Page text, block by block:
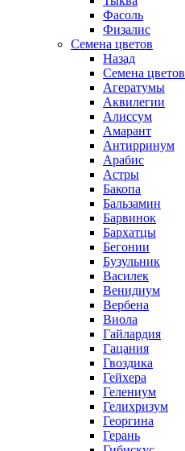
Фасоль
Физалис
Семена цветов
Назад
Семена цветов
Агератумы
Аквилегии
Алиссум
Амарант
Антирринум
Арабис
Астры
Бакопа
Бальзамин
Барвинок
Бархатцы
Бегонии
Бузульник
Василек
Венидиум
Вербена
Виола
Гайлардия
Гацания
Гвоздика
Гейхера
Гелениум
Гелихризум
Георгина
Герань